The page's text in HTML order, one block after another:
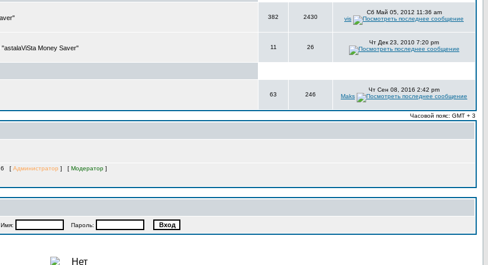
382 2430
Сб Май 05, 2012 11:36 am
vis
Money Saver" 11 26
Чт Дек 23, 2010 7:20 pm
63 246
Чт Сен 08, 2016 2:42 pm
Maks
Часовой пояс: GMT + 3
6 [ Администратор ] [ Модератор ]
Имя: Пароль: